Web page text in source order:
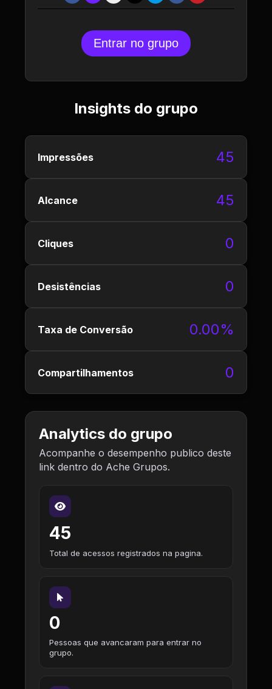
Entrar no grupo
Insights do grupo
Impressões 45
Alcance 45
Cliques 0
Desistências 0
Taxa de Conversão 0.00%
Compartilhamentos 0
Analytics do grupo
Acompanhe o desempenho publico deste
link dentro do Ache Grupos.
45
Total de acessos registrados na pagina.
0
Pessoas que avancaram para entrar no
grupo.